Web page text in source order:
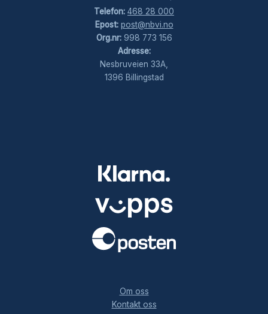
Telefon: 468 28 000
Epost: post@nbvi.no
Org.nr:998 773 156
Adresse:
Nesbruveien 33A,
1396 Billingstad
Om oss
Kontakt oss